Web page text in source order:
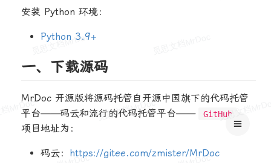
安装 Python 环境：
Python 3.9+
一、下载源码
MrDoc 开源版将源码托管自开源中国旗下的代码托管
平台——码云和流行的代码托管平台——
GitHub
项目地址为：
码云：
https://gitee.com/zmister/MrDoc